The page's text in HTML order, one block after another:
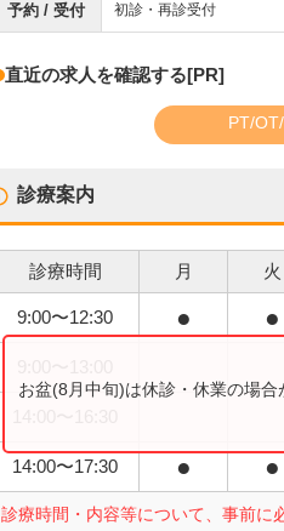
予約 / 受付 初診・再診受付
直近の求人を確認する[PR]
PT/
診療案内
診療時間 月 火
9:00〜12:30 ● ●
14:00〜17:30 ● ●
診療時間・内容等について、事前に
お盆(8月中旬)は休診・休業の場合